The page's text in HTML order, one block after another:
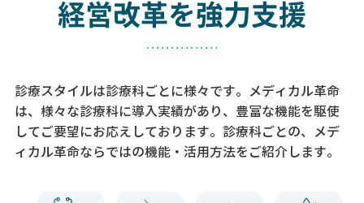
経営改革を強力支援
診療スタイルは診療科ごとに様々です。メディカル革命
は、様々な診療科に導入実績があり、 豊富な機能を駆使
してご要望にお応えしております。 診療科ごとの、メデ
ィカル革命ならではの機能・活用方法をご紹介します。